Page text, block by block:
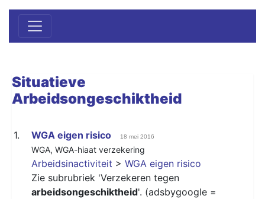
Situatieve
Arbeidsongeschiktheid
1. WGA eigen risico 18 mei 2016
WGA, WGA-hiaat verzekering
Arbeidsinactiviteit > WGA eigen risico
Zie subrubriek 'Verzekeren tegen
arbeidsongeschiktheid'. (adsbygoogle =